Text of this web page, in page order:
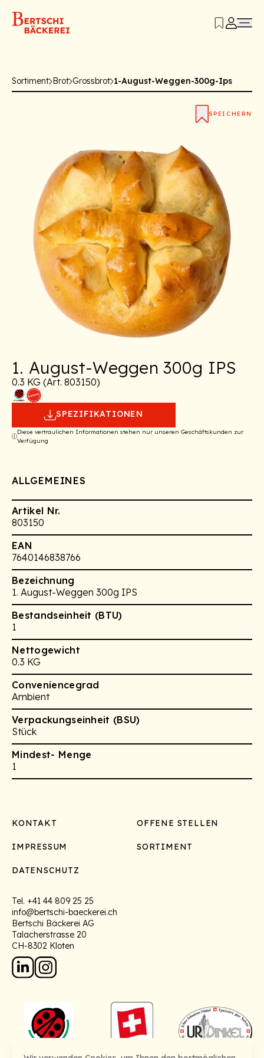
Sortiment Brot Grossbrot 1-August-Weggen-300g-Ips
SPEICHERN
1. August-Weggen 300g IPS
0.3 KG (Art. 803150)
SPEZIFIKATIONEN
Diese vertraulichen Informationen stehen nur unseren Geschäftskunden zur
Verfügung
ALLGEMEINES
Artikel Nr.
803150
EAN
7640146838766
Bezeichnung
1. August-Weggen 300g IPS
Bestandseinheit (BTU)
1
Nettogewicht
0.3 KG
Conveniencegrad
Ambient
Verpackungseinheit (BSU)
Stück
Mindest- Menge
1
Footer
KONTAKT OFFENE STELLEN
IMPRESSUM SORTIMENT
DATENSCHUTZ
Tel. +41 44 809 25 25
info@bertschi-baeckerei.ch
Bertschi Bäckerei AG
Talacherstrasse 20
CH-8302 Kloten